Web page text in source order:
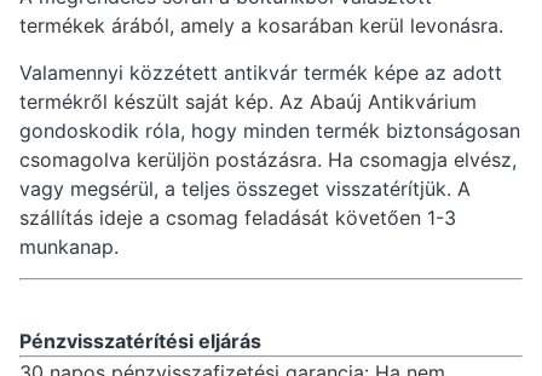
termékek árából, amely a kosarában kerül levonásra.
Valamennyi közzétett antikvár termék képe az adott
termékről készült saját kép. Az Abaúj Antikvárium
gondoskodik róla, hogy minden termék biztonságosan
csomagolva kerüljön postázásra. Ha csomagja elvész,
vagy megsérül, a teljes összeget visszatérítjük. A
szállítás ideje a csomag feladását követően 1-3
munkanap.
Pénzvisszatérítési eljárás